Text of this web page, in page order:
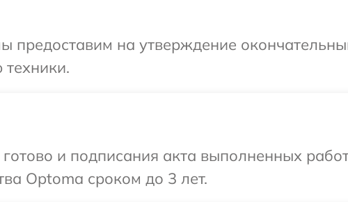
предоставим на утверждение
готово и подписания акта выполненных
Optoma сроком до 3 лет.